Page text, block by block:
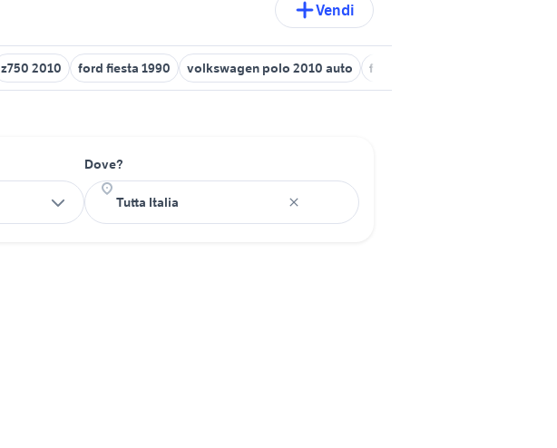
Vendi
z750 2010 ford fiesta 1990 volkswagen polo 2010 auto ford puma Toscana
Dove?